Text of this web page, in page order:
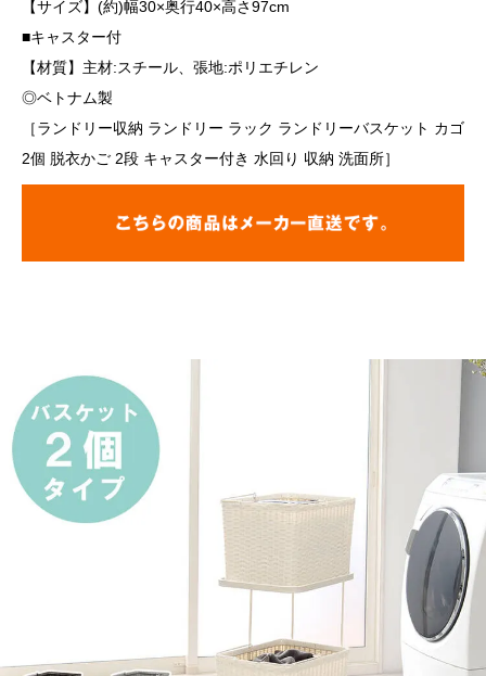
【サイズ】(約)幅30×奥行40×高さ97cm
■キャスター付
【材質】主材:スチール、張地:ポリエチレン
◎ベトナム製
［ランドリー収納 ランドリー ラック ランドリーバスケット カゴ
2個 脱衣かご 2段 キャスター付き 水回り 収納 洗面所］